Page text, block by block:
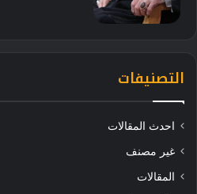
التصنيفات
احدث المقالات
غير مصنف
المقالات